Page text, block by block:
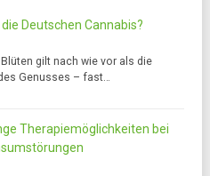
Deutschen Cannabis?
gilt nach wie vor als die
Genusses – fast…
Therapiemöglichkeiten bei